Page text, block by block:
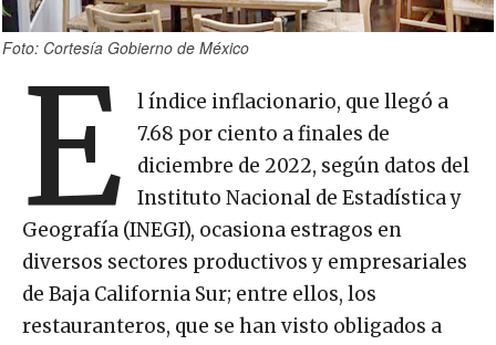
Foto: Cortesía Gobierno de México
E
l índice inflacionario, que llegó a
7.68 por ciento a finales de
diciembre de 2022, según datos del
Instituto Nacional de Estadística y
Geografía (INEGI), ocasiona estragos en
diversos sectores productivos y empresariales
de Baja California Sur; entre ellos, los
restauranteros, que se han visto obligados a